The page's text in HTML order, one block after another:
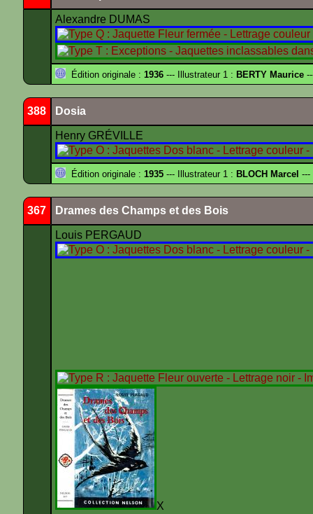
Alexandre DUMAS
Édition originale : 1936 --- Illustrateur 1 : BERTY Maurice
388 Dosia
Henry GRÉVILLE
Édition originale : 1935 --- Illustrateur 1 : BLOCH Marcel ---
367 Drames des Champs et des Bois
Louis PERGAUD
X